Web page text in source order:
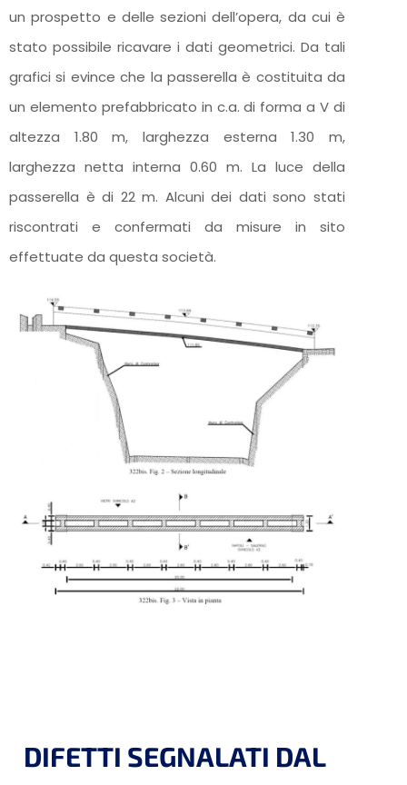
un prospetto e delle sezioni dell’opera, da cui è
stato possibile ricavare i dati geometrici. Da tali
grafici si evince che la passerella è costituita da
un elemento prefabbricato in c.a. di forma a V di
altezza 1.80 m, larghezza esterna 1.30 m,
larghezza netta interna 0.60 m. La luce della
passerella è di 22 m. Alcuni dei dati sono stati
riscontrati e confermati da misure in sito
effettuate da questa società.
DIFETTI SEGNALATI DAL